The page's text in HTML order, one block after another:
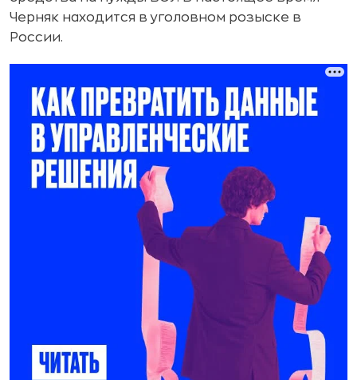
Черняк находится в уголовном розыске в
России.